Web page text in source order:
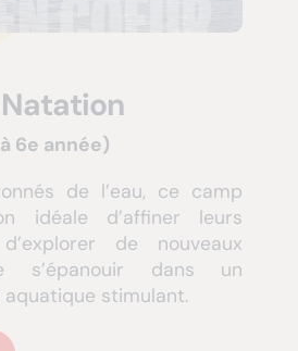
6e année)
de l’eau, ce camp
idéale d’affiner leurs
de nouveaux
dans un
stimulant.